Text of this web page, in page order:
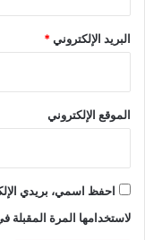
البريد الإلكتروني*
الموقع الإلكتروني
احفظ اسمي، بريدي
لاستخدامها المرة المقبلة